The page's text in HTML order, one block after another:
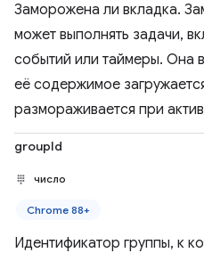
Заморожена ли вкладка.
может выполнять задачи,
событий или таймеры. Она
её содержимое
размораживается при
groupId
число
Chrome 88+
Идентификатор группы, к